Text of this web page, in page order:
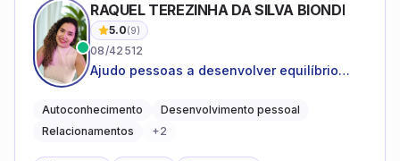
RAQUEL TEREZINHA DA SILVA BIONDI
5.0(9)
08/42512
Ajudo pessoas a desenvolver equilíbrio
Autoconhecimento
Desenvolvimento pessoal
Relacionamentos
+2